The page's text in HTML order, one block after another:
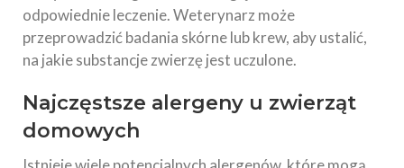
odpowiednie leczenie. Weterynarz może
przeprowadzić badania skórne lub krew, aby ustalić,
na jakie substancje zwierzę jest uczulone.
Najczęstsze alergeny u zwierząt
domowych